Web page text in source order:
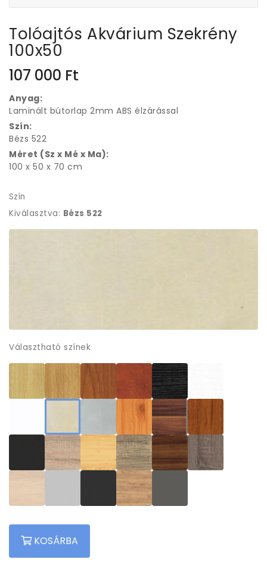
Tolóajtós Akvárium Szekrény
100x50
107 000 Ft
Anyag:
Laminált bútorlap 2mm ABS élzárással
Szín:
Bézs 522
Méret (Sz x Mé x Ma):
100 x 50 x 70 cm
Szín
Kiválasztva: Bézs 522
Választható színek
KOSÁRBA